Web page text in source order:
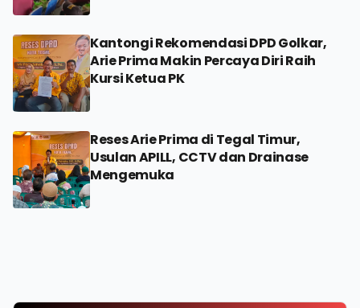
Kantongi Rekomendasi DPD Golkar,
Arie Prima Makin Percaya Diri Raih
Kursi Ketua PK
Reses Arie Prima di Tegal Timur,
Usulan APILL, CCTV dan Drainase
Mengemuka